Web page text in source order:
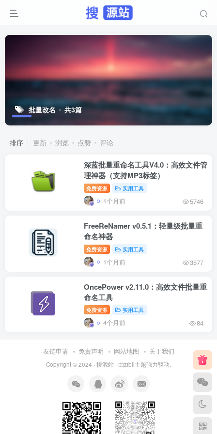
批量改名 共3篇
排序 更新 浏览 点赞 评论
深蓝批量重命名工具V4.0：高效文件管
理神器（支持MP3标签）
免费资源 实用工具
1个月前 5746
FreeReNamer v0.5.1：轻量级批量重
命名神器
免费资源 实用工具
1个月前 3577
OncePower v2.11.0：高效文件批量重
命名工具
免费资源 实用工具
4个月前 84
友链申请 免责声明 网站地图 关于我们
Copyright © 2024 · 搜源站 · 由zibll主题强力驱动.